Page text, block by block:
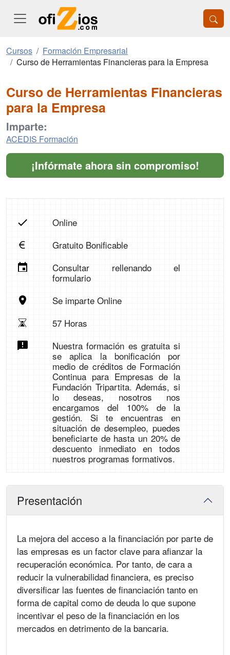
Cursos
Formación Empresarial
Curso de Herramientas Financieras para la Empresa
Curso de Herramientas Financieras
para la Empresa
Imparte:
ACEDIS Formación
¡Infórmate ahora sin compromiso!
Online
Gratuito Bonificable
Consultar rellenando el
formulario
Se imparte Online
57 Horas
Nuestra formación es gratuita si
se aplica la bonificación por
medio de créditos de Formación
Continua para Empresas de la
Fundación Tripartita. Además, si
lo deseas, nosotros nos
encargamos del 100% de la
gestión. Si te encuentras en
situación de desempleo, puedes
beneficiarte de hasta un 20% de
descuento inmediato en todos
nuestros programas formativos.
Presentación
La mejora del acceso a la financiación por parte de
las empresas es un factor clave para afianzar la
recuperación económica. Por tanto, de cara a
reducir la vulnerabilidad financiera, es preciso
diversificar las fuentes de financiación tanto en
forma de capital como de deuda lo que supone
incentivar el peso de la financiación en los
mercados en detrimento de la bancaria.